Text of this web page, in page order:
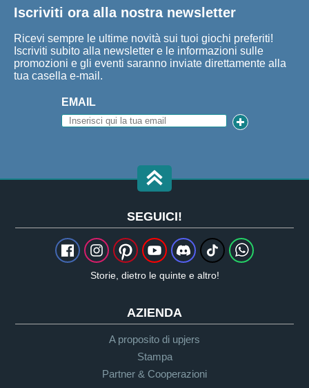
Iscriviti ora alla nostra newsletter
Ricevi sempre le ultime novità sui tuoi giochi preferiti!
Iscriviti subito alla newsletter e le informazioni sulle
promozioni e gli eventi saranno inviate direttamente alla
tua casella e-mail.
EMAIL
SEGUICI!
Storie, dietro le quinte e altro!
AZIENDA
A proposito di upjers
Stampa
Partner & Cooperazioni